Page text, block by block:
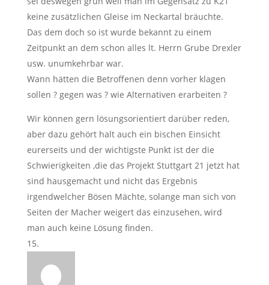
keine zusätzlichen Gleise im Neckartal bräuchte.
Das dem doch so ist wurde bekannt zu einem
Zeitpunkt an dem schon alles lt. Herrn Grube Drexler
usw. unumkehrbar war.
Wann hätten die Betroffenen denn vorher klagen
sollen ? gegen was ? wie Alternativen erarbeiten ?
Wir können gern lösungsorientiert darüber reden,
aber dazu gehört halt auch ein bischen Einsicht
eurerseits und der wichtigste Punkt ist der die
Schwierigkeiten ,die das Projekt Stuttgart 21 jetzt hat
sind hausgemacht und nicht das Ergebnis
irgendwelcher Bösen Mächte, solange man sich von
Seiten der Macher weigert das einzusehen, wird
man auch keine Lösung finden.